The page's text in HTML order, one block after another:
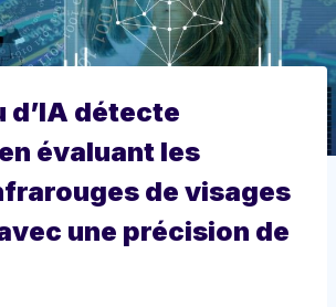
d’IA détecte
évaluant les
de visages
une précision de